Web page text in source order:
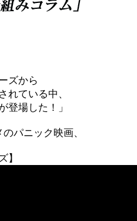
ズから
ている中、
場した！」
パニック映画、
】